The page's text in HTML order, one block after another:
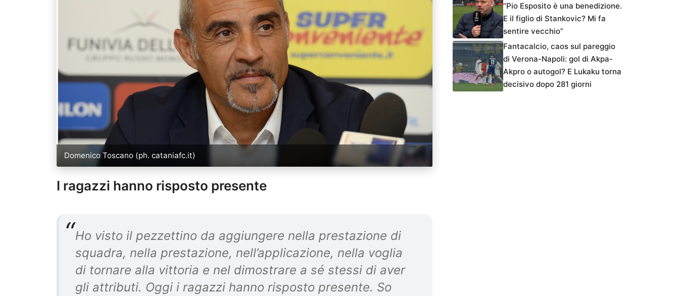
Domenico Toscano (ph. cataniafc.it)
I ragazzi hanno risposto presente
Ho visto il pezzettino da aggiungere nella prestazione di
squadra, nella prestazione, nell’applicazione, nella voglia
di tornare alla vittoria e nel dimostrare a sé stessi di aver
gli attributi. Oggi i ragazzi hanno risposto presente. So
“Pio Esposito è una benedizione.
E il figlio di Stankovic? Mi fa
sentire vecchio”
Fantacalcio, caos sul pareggio
di Verona-Napoli: gol di Akpa-
Akpro o autogol? E Lukaku torna
decisivo dopo 281 giorni